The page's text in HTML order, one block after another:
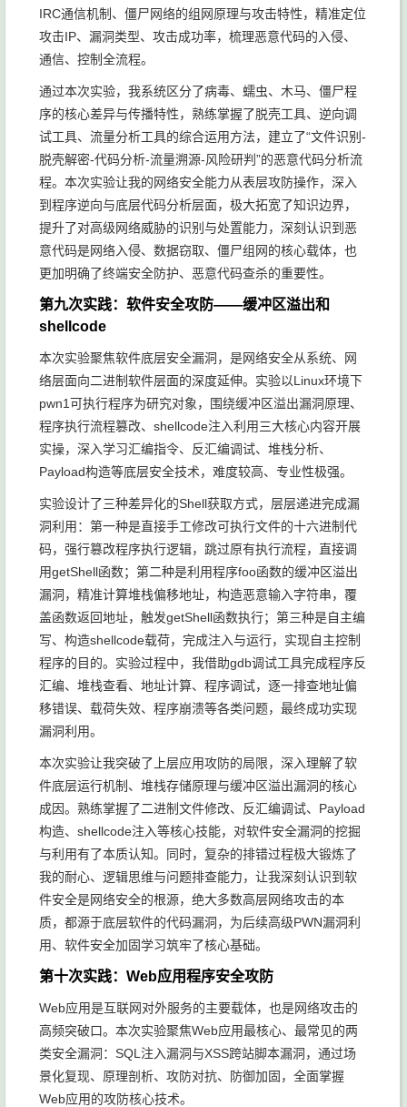
IRC通信机制、僵尸网络的组网原理与攻击特性，精准定位
攻击IP、漏洞类型、攻击成功率，梳理恶意代码的入侵、
通信、控制全流程。
通过本次实验，我系统区分了病毒、蠕虫、木马、僵尸程
序的核心差异与传播特性，熟练掌握了脱壳工具、逆向调
试工具、流量分析工具的综合运用方法，建立了“文件识别-
脱壳解密-代码分析-流量溯源-风险研判”的恶意代码分析流
程。本次实验让我的网络安全能力从表层攻防操作，深入
到程序逆向与底层代码分析层面，极大拓宽了知识边界，
提升了对高级网络威胁的识别与处置能力，深刻认识到恶
意代码是网络入侵、数据窃取、僵尸组网的核心载体，也
更加明确了终端安全防护、恶意代码查杀的重要性。
第九次实践：软件安全攻防——缓冲区溢出和
shellcode
本次实验聚焦软件底层安全漏洞，是网络安全从系统、网
络层面向二进制软件层面的深度延伸。实验以Linux环境下
pwn1可执行程序为研究对象，围绕缓冲区溢出漏洞原理、
程序执行流程篡改、shellcode注入利用三大核心内容开展
实操，深入学习汇编指令、反汇编调试、堆栈分析、
Payload构造等底层安全技术，难度较高、专业性极强。
实验设计了三种差异化的Shell获取方式，层层递进完成漏
洞利用：第一种是直接手工修改可执行文件的十六进制代
码，强行篡改程序执行逻辑，跳过原有执行流程，直接调
用getShell函数；第二种是利用程序foo函数的缓冲区溢出
漏洞，精准计算堆栈偏移地址，构造恶意输入字符串，覆
盖函数返回地址，触发getShell函数执行；第三种是自主编
写、构造shellcode载荷，完成注入与运行，实现自主控制
程序的目的。实验过程中，我借助gdb调试工具完成程序反
汇编、堆栈查看、地址计算、程序调试，逐一排查地址偏
移错误、载荷失效、程序崩溃等各类问题，最终成功实现
漏洞利用。
本次实验让我突破了上层应用攻防的局限，深入理解了软
件底层运行机制、堆栈存储原理与缓冲区溢出漏洞的核心
成因。熟练掌握了二进制文件修改、反汇编调试、Payload
构造、shellcode注入等核心技能，对软件安全漏洞的挖掘
与利用有了本质认知。同时，复杂的排错过程极大锻炼了
我的耐心、逻辑思维与问题排查能力，让我深刻认识到软
件安全是网络安全的根源，绝大多数高层网络攻击的本
质，都源于底层软件的代码漏洞，为后续高级PWN漏洞利
用、软件安全加固学习筑牢了核心基础。
第十次实践：Web应用程序安全攻防
Web应用是互联网对外服务的主要载体，也是网络攻击的
高频突破口。本次实验聚焦Web应用最核心、最常见的两
类安全漏洞：SQL注入漏洞与XSS跨站脚本漏洞，通过场
景化复现、原理剖析、攻防对抗、防御加固，全面掌握
Web应用的攻防核心技术。